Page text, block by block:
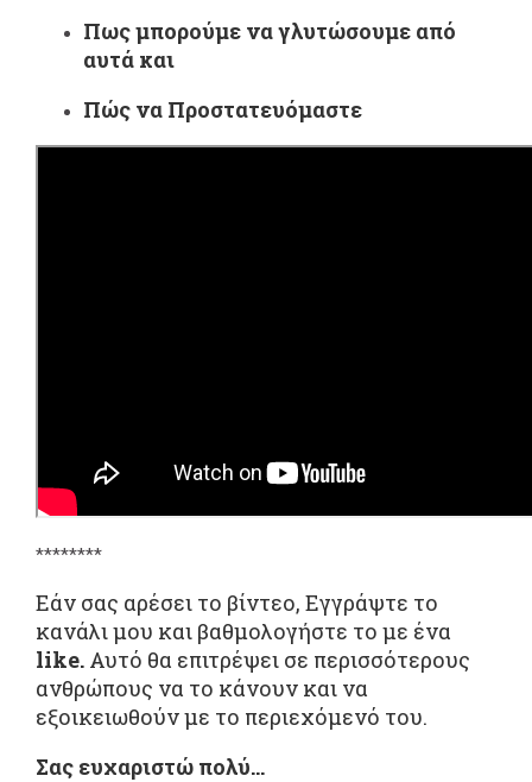
Πως μπορούμε να γλυτώσουμε από
αυτά και
Πώς να Προστατευόμαστε
********
Εάν σας αρέσει το βίντεο, Εγγράψτε το
κανάλι μου και βαθμολογήστε το με ένα
like. Αυτό θα επιτρέψει σε περισσότερους
ανθρώπους να το κάνουν και να
εξοικειωθούν με το περιεχόμενό του.
Σας ευχαριστώ πολύ…